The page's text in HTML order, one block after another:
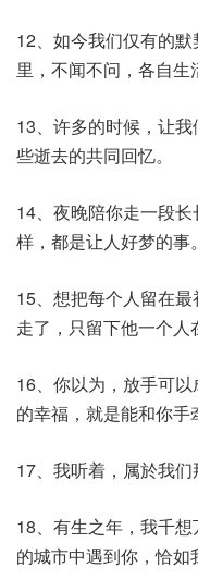
12、如今我们仅有的
里，不闻不问，各自生
13、许多的时候，让
些逝去的共同回忆。
14、夜晚陪你走一段
样，都是让人好梦的事
15、想把每个人留在
走了，只留下他一个人
16、你以为，放手可
的幸福，就是能和你手
17、我听着，属於我们
18、有生之年，我千
的城市中遇到你，恰如